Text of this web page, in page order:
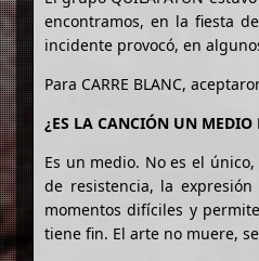
encontramos, en la fiesta
incidente provocó, en
Para CARRE BLANC,
¿ES LA CANCIÓN UN MEDIO
Es un medio. No es el
de resistencia, la
momentos difíciles y
tiene fin. El arte no muere,